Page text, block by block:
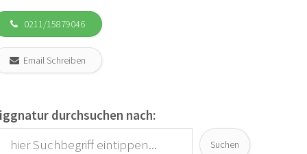
0211/15879046
Email Schreiben
durchsuchen nach:
Suchen